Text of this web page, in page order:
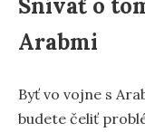
Snívať o
Arabmi
Byť vo vojne s
budete čeliť